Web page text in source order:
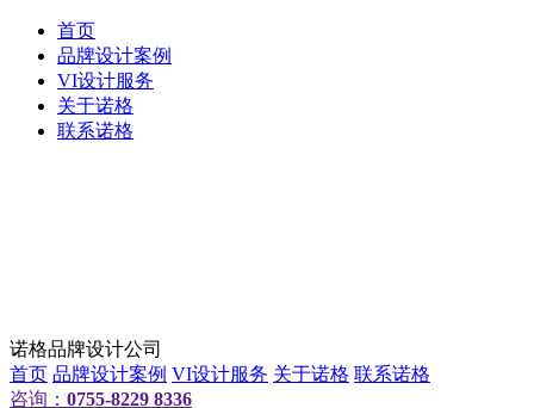
首页
品牌设计案例
VI设计服务
关于诺格
联系诺格
诺格品牌设计公司
首页 品牌设计案例 VI设计服务 关于诺格 联系诺格
咨询： 0755-8229 8336